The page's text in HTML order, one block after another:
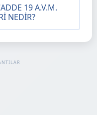
19 A.V.M.
NEDIR?